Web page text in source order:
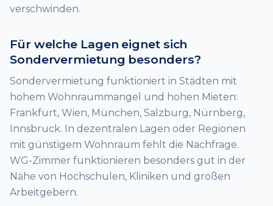
verschwinden.
Für welche Lagen eignet sich
Sondervermietung besonders?
Sondervermietung funktioniert in Städten mit
hohem Wohnraummangel und hohen Mieten:
Frankfurt, Wien, München, Salzburg, Nürnberg,
Innsbruck. In dezentralen Lagen oder Regionen
mit günstigem Wohnraum fehlt die Nachfrage.
WG-Zimmer funktionieren besonders gut in der
Nähe von Hochschulen, Kliniken und großen
Arbeitgebern.